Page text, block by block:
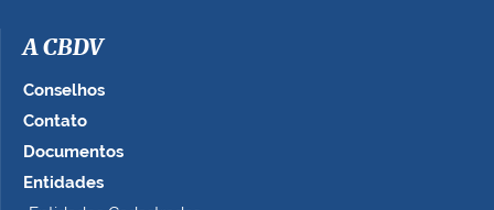
A CBDV
Conselhos
Contato
Documentos
Entidades